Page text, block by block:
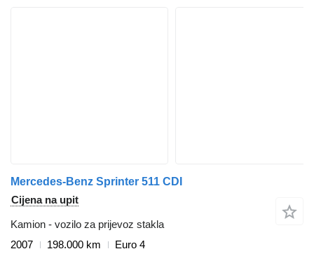
Mercedes-Benz Sprinter 511 CDI
Cijena na upit
Kamion - vozilo za prijevoz stakla
2007
198.000 km
Euro 4